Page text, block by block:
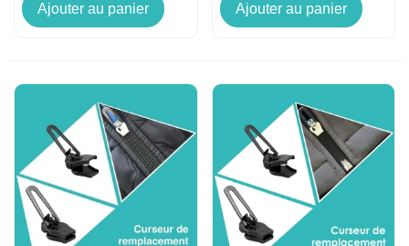
Ajouter au panier Ajouter au panier